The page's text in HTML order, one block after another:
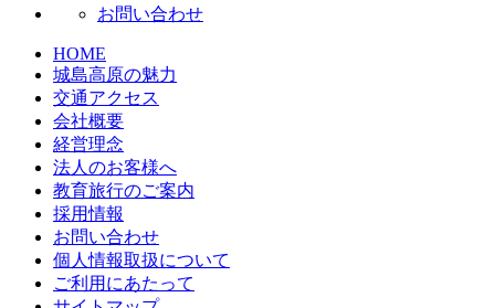
お問い合わせ
HOME
城島高原の魅力
交通アクセス
会社概要
経営理念
法人のお客様へ
教育旅行のご案内
採用情報
お問い合わせ
個人情報取扱について
ご利用にあたって